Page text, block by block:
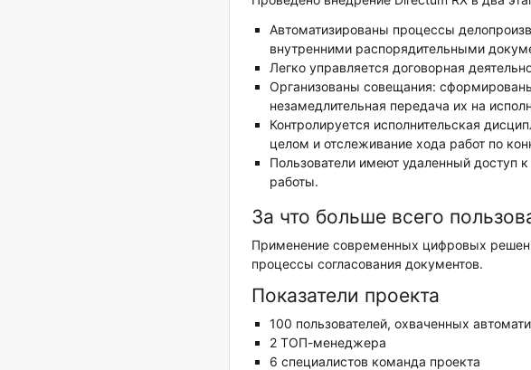
Автоматизированы процессы
внутренними распорядительными
Легко управляется договорная
Организованы совещания:
незамедлительная передача их на
Контролируется исполнительская
целом и отслеживание хода работ по
Пользователи имеют удаленный доступ
работы.
За что больше всего
Применение современных цифровых
процессы согласования документов.
Показатели проекта
100 пользователей, охваченных
2 ТОП-менеджера
6 специалистов команда проекта